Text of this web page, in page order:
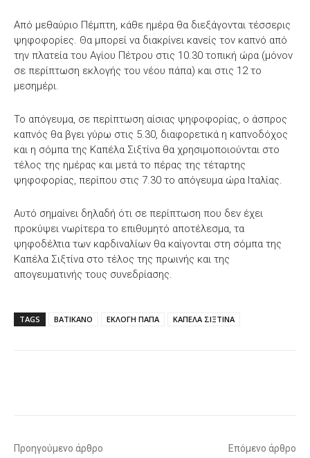
Από μεθαύριο Πέμπτη, κάθε ημέρα θα διεξάγονται τέσσερις
ψηφοφορίες. Θα μπορεί να διακρίνει κανείς τον καπνό από
την πλατεία του Αγίου Πέτρου στις 10.30 τοπική ώρα (μόνον
σε περίπτωση εκλογής του νέου πάπα) και στις 12 το
μεσημέρι.
Το απόγευμα, σε περίπτωση αίσιας ψηφοφορίας, ο άσπρος
καπνός θα βγει γύρω στις 5.30, διαφορετικά η καπνοδόχος
και η σόμπα της Καπέλα Σιξτίνα θα χρησιμοποιούνται στο
τέλος της ημέρας και μετά το πέρας της τέταρτης
ψηφοφορίας, περίπου στις 7.30 το απόγευμα ώρα Ιταλίας.
Αυτό σημαίνει δηλαδή ότι σε περίπτωση που δεν έχει
προκύψει νωρίτερα το επιθυμητό αποτέλεσμα, τα
ψηφοδέλτια των καρδιναλίων θα καίγονται στη σόμπα της
Καπέλα Σιξτίνα στο τέλος της πρωινής και της
απογευματινής τους συνεδρίασης.
TAGS ΒΑΤΙΚΑΝΟ ΕΚΛΟΓΗ ΠΑΠΑ ΚΑΠΕΛΑ ΣΙΞΤΙΝΑ
Προηγούμενο άρθρο
Επόμενο άρθρο